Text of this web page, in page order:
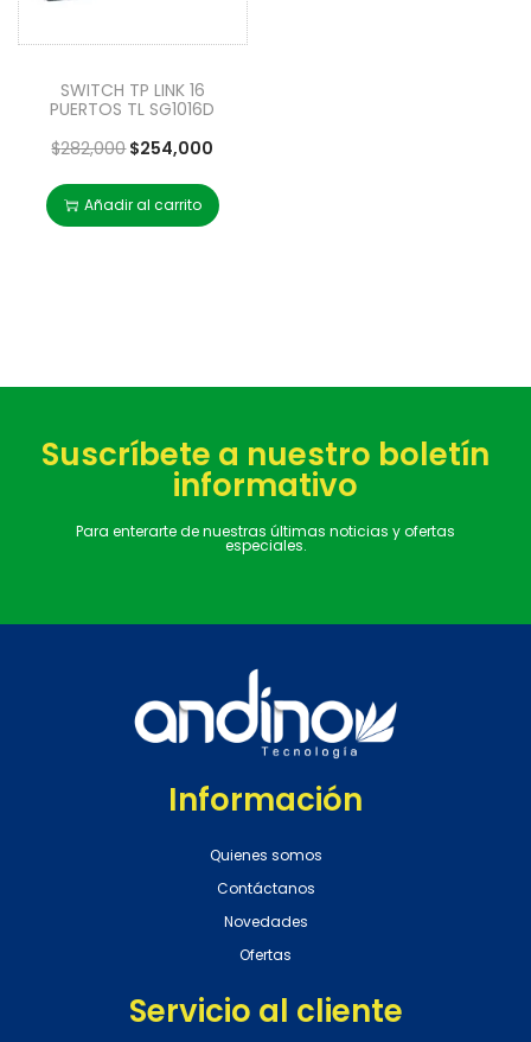
SWITCH TP LINK 16
PUERTOS TL SG1016D
$282,000$254,000
Añadir al carrito
Suscríbete a nuestro boletín
informativo
Para enterarte de nuestras últimas noticias y ofertas
especiales.
Información
Quienes somos
Contáctanos
Novedades
Ofertas
Servicio al cliente